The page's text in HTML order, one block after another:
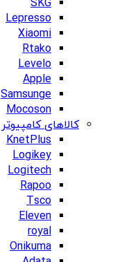
SKG
Lepresso
Xiaomi
Rtako
Levelo
Apple
Samsunge
Mocoson
کالاهای کامپیوتر
KnetPlus
Logikey
Logitech
Rapoo
Tsco
Eleven
royal
Onikuma